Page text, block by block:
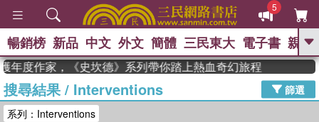
5
GO
熱搜： 高希均教授回憶錄
、 The Odyssey 、 父親節 、 如果歷
暢銷榜 新品 中文 外文 簡體 三民東大 電子書 親子
家，《史坎德》系列帶你踏上熱血奇幻旅程
搜尋結果/ Interventions
篩選
系列：Interventions